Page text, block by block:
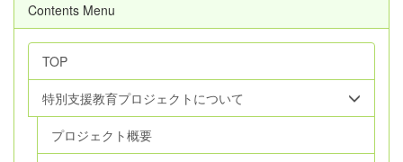
Contents Menu
TOP
特別支援教育プロジェクトについて
プロジェクト概要